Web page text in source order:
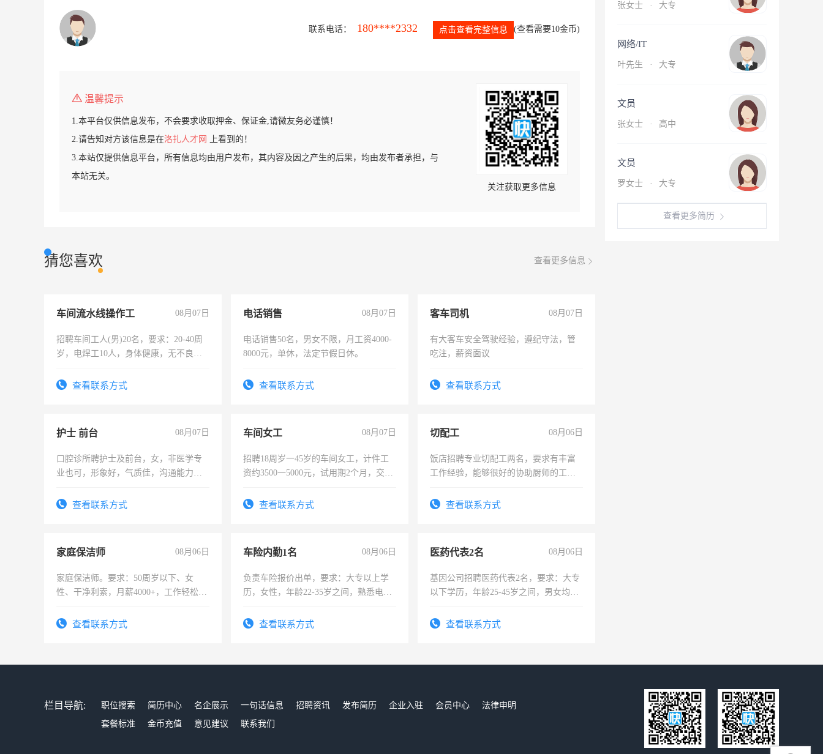
联系电话： 180****2332 点击查看完整信息 (查看需要10金币)
温馨提示
1.本平台仅供信息发布，不会要求收取押金、保证金,请微友务必谨慎！
2.请告知对方该信息是在洛扎人才网
上看到的！
3.本站仅提供信息平台，所有信息均由用户发布，其内容及因之产生的后果，均由发布者承担，与
本站无关。
关注获取更多信息
猜您喜欢 查看更多信息
车间流水线操作工 08月07日
招聘车间工人(男)20名，要求：20-40周
岁，电焊工10人，身体健康，无不良嗜
宿，免费发放劳保用品，两班倒，每月
查看联系方式
电话销售 08月07日
电话销售50名，男女不限，月工资4000-
8000元，单休，法定节假日休。
查看联系方式
客车司机 08月07日
有大客车安全驾驶经验，遵纪守法，管
吃注，薪资面议
查看联系方式
护士 前台 08月07日
口腔诊所聘护士及前台，女，非医学专
业也可，形象好，气质佳，沟通能力
查看联系方式
车间女工 08月07日
招聘18周岁一45岁的车间女工，计件工
资约3500一5000元，试用期2个月，交五
查看联系方式
切配工 08月06日
饭店招聘专业切配工两名，要求有丰富
工作经验，能够很好的协助厨师的工
4500。查看联系方式
家庭保洁师 08月06日
家庭保洁师。要求：50周岁以下、女
性、干净利索，月薪4000+，工作轻松，
太太等。查看联系方式
车险内勤1名 08月06日
负责车险报价出单，要求：大专以上学
历，女性，年龄22-35岁之间，熟悉电脑
试用期1-3个月，转正后交纳五险，
查看联系方式
医药代表2名 08月06日
基因公司招聘医药代表2名，要求：大专
以下学历，年龄25-45岁之间，男女均
表或者有医学资质的优先，底薪+绩效，
查看联系方式
张女士 · 大专
网络/IT
叶先生 · 大专
文员
张女士 · 高中
文员
罗女士 · 大专
查看更多简历
栏目导航: 职位搜索 简历中心 名企展示 一句话信息 招聘资讯 发布简历 企业入驻 会员中心
法律申明
套餐标准
金币充值 意见建议 联系我们